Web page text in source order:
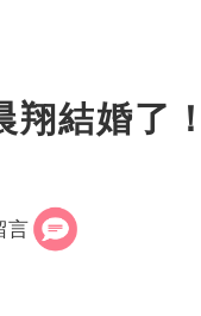
翔結婚了
言